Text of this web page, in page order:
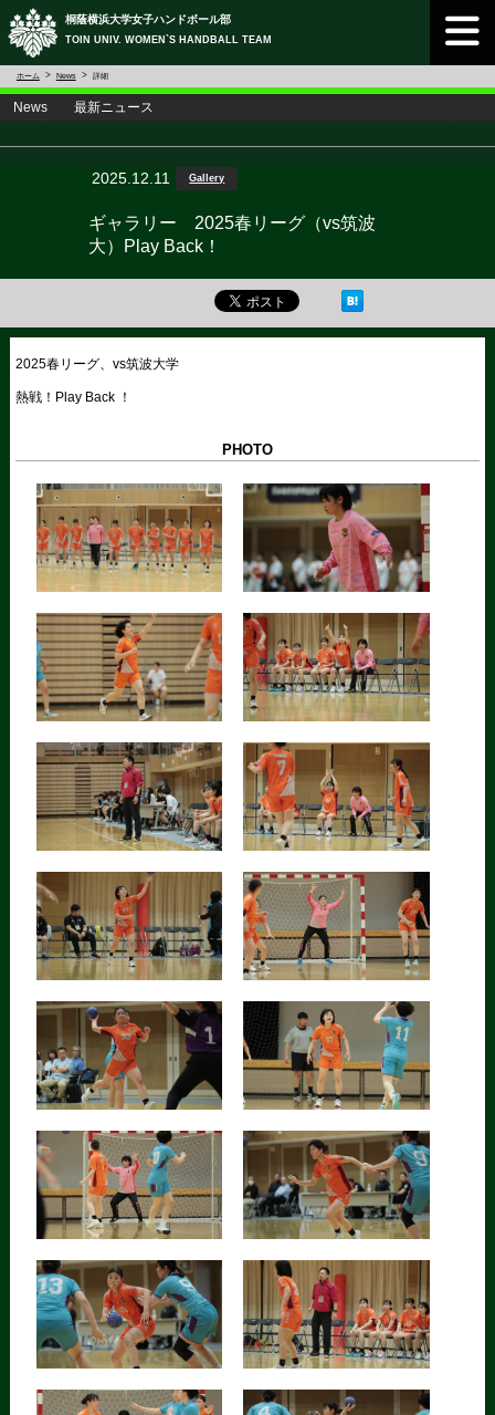
桐蔭横浜大学女子ハンドボール部
TOIN UNIV. WOMEN`S HANDBALL TEAM
ホーム News 詳細
News 最新ニュース
2025.12.11 Gallery
ギャラリー 2025春リーグ（vs筑波
大）Play Back！
2025春リーグ、vs筑波大学
熱戦！Play Back ！
PHOTO